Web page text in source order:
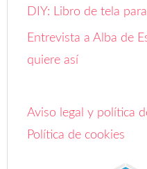
DIY: Libro de tela
Entrevista a Alba de
quiere así
Aviso legal y política
Política de cookies